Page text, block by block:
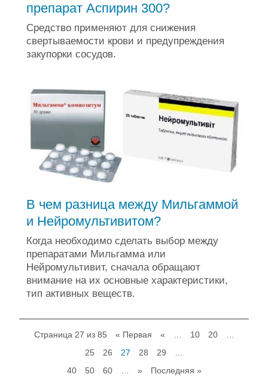
препарат Аспирин 300?
Средство применяют для снижения
свертываемости крови и предупреждения
закупорки сосудов.
В чем разница между Мильгаммой
и Нейромультивитом?
Когда необходимо сделать выбор между
препаратами Мильгамма или
Нейромультивит, сначала обращают
внимание на их основные характеристики,
тип активных веществ.
Страница 27 из 85 « Первая « 10 20
25
26 27 28 29
40
50 60 » Последняя »